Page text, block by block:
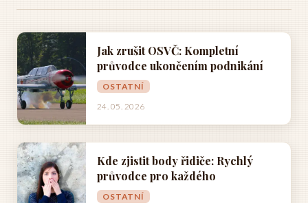
Jak zrušit OSVČ: Kompletní
průvodce ukončením podnikání
OSTATNÍ
24. 05. 2026
Kde zjistit body řidiče: Rychlý
průvodce pro každého
OSTATNÍ